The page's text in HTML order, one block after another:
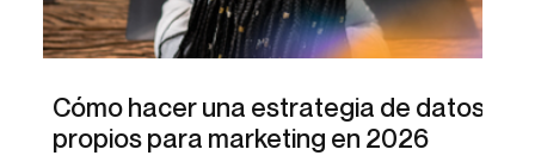
Cómo hacer una estrategia de datos
propios para marketing en 2026